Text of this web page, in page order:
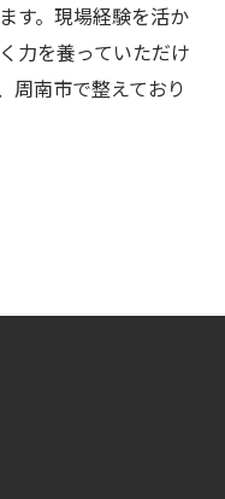
す。現場経験を活か
力を養っていただけ
周南市で整えており